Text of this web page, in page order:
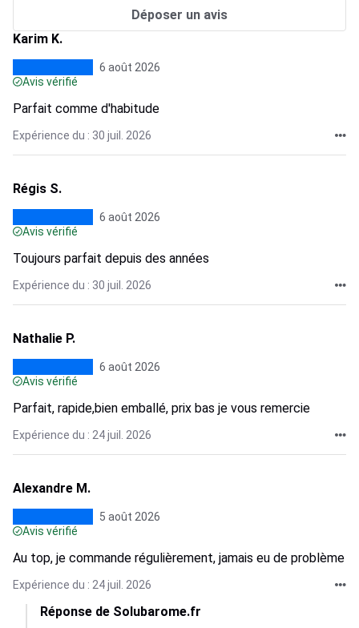
Déposer un avis
Karim K.
6 août 2026
Avis vérifié
Parfait comme d'habitude
Expérience du : 30 juil. 2026
Régis S.
6 août 2026
Avis vérifié
Toujours parfait depuis des années
Expérience du : 30 juil. 2026
Nathalie P.
6 août 2026
Avis vérifié
Parfait, rapide,bien emballé, prix bas je vous remercie
Expérience du : 24 juil. 2026
Alexandre M.
5 août 2026
Avis vérifié
Au top, je commande régulièrement, jamais eu de problème
Expérience du : 24 juil. 2026
Réponse de Solubarome.fr